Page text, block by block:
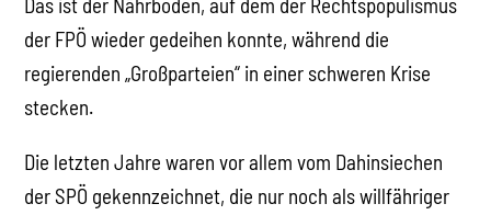
der FPÖ wieder gedeihen konnte, während die
regierenden „Großparteien“ in einer schweren Krise
stecken.
Die letzten Jahre waren vor allem vom Dahinsiechen
der SPÖ gekennzeichnet, die nur noch als willfähriger